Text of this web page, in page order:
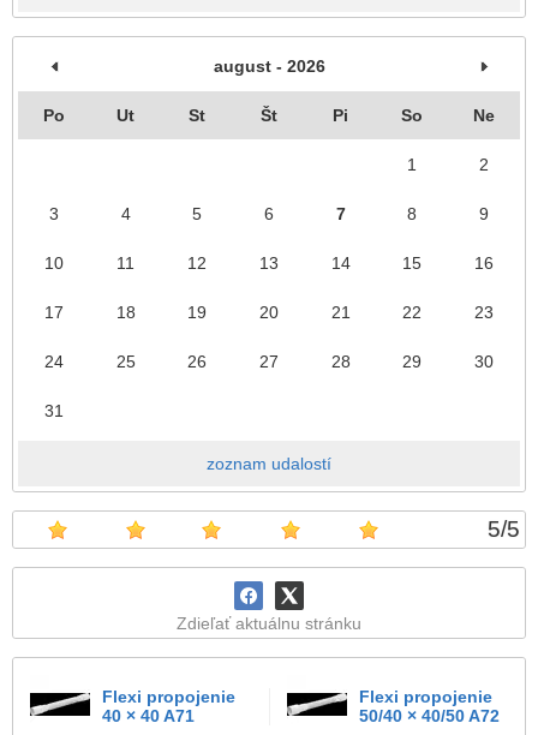
august - 2026
Po Ut St Št Pi So Ne
1 2
3 4 5 6 7 8 9
10 11 12 13 14 15 16
17 18 19 20 21 22 23
24 25 26 27 28 29 30
31
zoznam udalostí
5/5
Zdieľať aktuálnu stránku
Flexi propojenie
40 × 40 A71
Flexi propojenie
50/40 × 40/50 A72